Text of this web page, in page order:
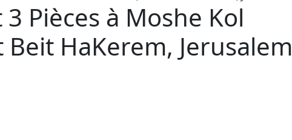
Pièces à Moshe Kol
Beit HaKerem, Jerusalem